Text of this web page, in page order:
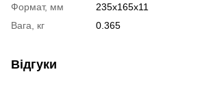
Формат, мм
235x165x11
Вага, кг
0.365
Відгуки